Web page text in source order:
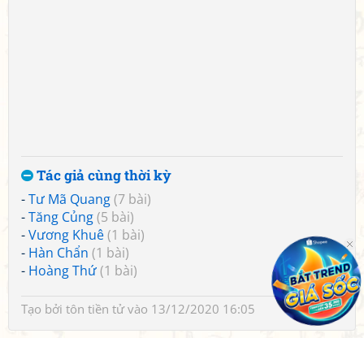
Tác giả cùng thời kỳ
-Tư Mã Quang(7 bài)
-Tăng Củng(5 bài)
-Vương Khuê(1 bài)
- Hàn Chẩn (1 bài)
- Hoàng Thứ(1 bài)
Tạo bởi tôn tiền tửvào 13/12/2020 16:05